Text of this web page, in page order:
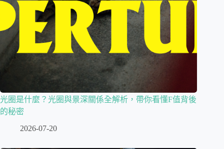
光圈是什麼？光圈與景深關係全解析，帶你看懂F值背後
的秘密
2026-07-20